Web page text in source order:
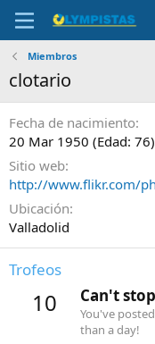
Miembros
clotario
Fecha de nacimiento
20 Mar 1950 (Edad: 76)
Sitio web
http://www.flikr.com/
Ubicación
Valladolid
Trofeos
10 Can't
You've
than a day!